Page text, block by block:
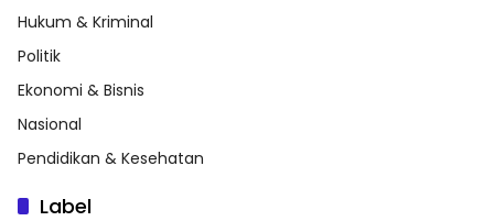
Hukum & Kriminal
Politik
Ekonomi & Bisnis
Nasional
Pendidikan & Kesehatan
Label